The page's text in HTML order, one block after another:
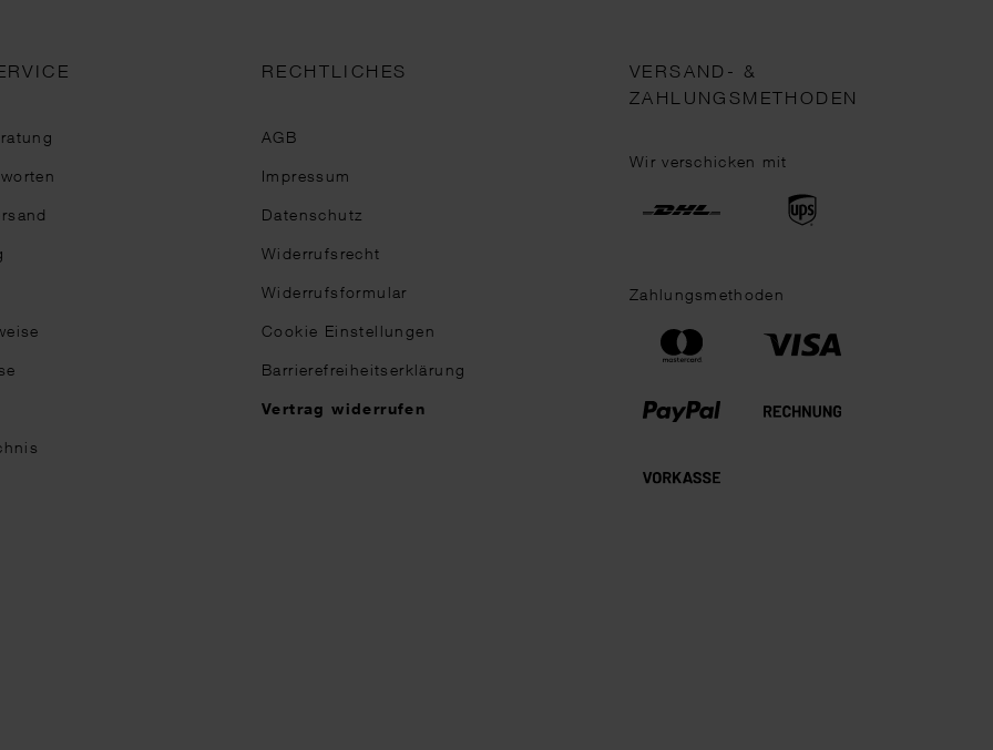
RECHTLICHES
AGB
Impressum
Datenschutz
Widerrufsrecht
Widerrufsformular
Cookie Einstellungen
Barrierefreiheitserklärung
Vertrag widerrufen
VERSAND- &
ZAHLUNGSMETHODEN
Wir verschicken mit
Zahlungsmethoden